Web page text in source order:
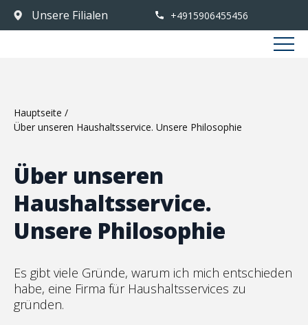
Unsere Filialen +4915906455456
Hauptseite /
Über unseren Haushaltsservice. Unsere Philosophie
Über unseren
Haushaltsservice.
Unsere Philosophie
Es gibt viele Gründe, warum ich mich entschieden
habe, eine Firma für Haushaltsservices zu
gründen.